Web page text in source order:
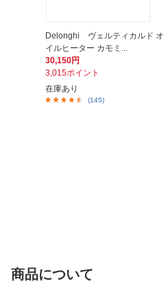
Delonghi ヴェルティカルド オ
イルヒーター カモミ...
30,150円
3,015ポイント
在庫あり
(145)
商品について